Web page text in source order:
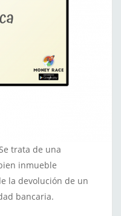
trata de una
inmueble
la devolución de un
bancaria.